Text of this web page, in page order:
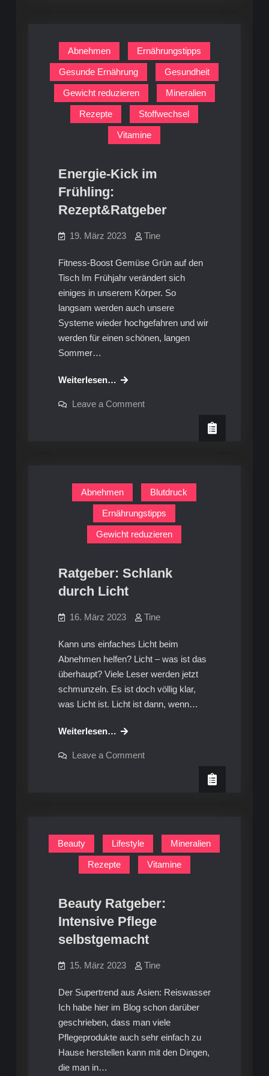
Abnehmen Ernährungstipps
Gesunde Ernährung Gesundheit
Gewicht reduzieren Mineralien
Rezepte Stoffwechsel
Vitamine
Energie-Kick im
Frühling:
Rezept&Ratgeber
19. März 2023 Tine
Fitness-Boost Gemüse Grün auf den
Tisch Im Frühjahr verändert sich
einiges in unserem Körper. So
langsam werden auch unsere
Systeme wieder hochgefahren und wir
werden für einen schönen, langen
Sommer…
Weiterlesen… Energie-
im
Leave a Commenton
Abnehmen Blutdruck
Ernährungstipps
Gewicht reduzieren
Ratgeber: Schlank
durch Licht
16. März 2023 Tine
Kann uns einfaches Licht beim
Abnehmen helfen? Licht – was ist das
überhaupt? Viele Leser werden jetzt
schmunzeln. Es ist doch völlig klar,
was Licht ist. Licht ist dann, wenn…
Weiterlesen… Ratgeber:
durch
Leave a Commenton
Beauty Lifestyle Mineralien
Rezepte Vitamine
Beauty Ratgeber:
Intensive Pflege
selbstgemacht
15. März 2023 Tine
Der Supertrend aus Asien: Reiswasser
Ich habe hier im Blog schon darüber
geschrieben, dass man viele
Pflegeprodukte auch sehr einfach zu
Hause herstellen kann mit den Dingen,
die man in…